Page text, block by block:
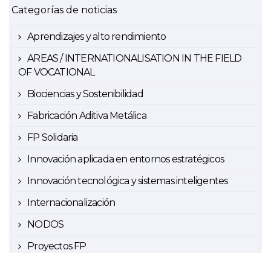
Categorías de noticias
Aprendizajes y alto rendimiento
AREAS / INTERNATIONALISATION IN THE FIELD
OF VOCATIONAL
Biociencias y Sostenibilidad
Fabricación Aditiva Metálica
FP Solidaria
Innovación aplicada en entornos estratégicos
Innovación tecnológica y sistemas inteligentes
Internacionalización
NODOS
Proyectos FP